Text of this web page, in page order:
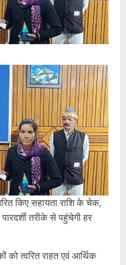
किए सहायता राशि के चेक,
तरीके से पहुंचेगी हर
को त्वरित राहत एवं आर्थिक